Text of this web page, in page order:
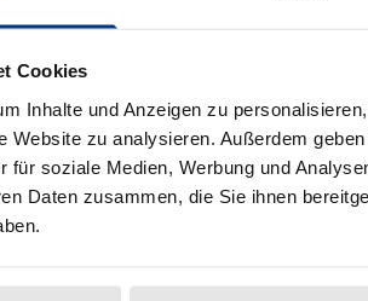
Cookies
Inhalte und Anzeigen zu
Website zu analysieren. Außerdem
für soziale Medien, Werbung und
Daten zusammen, die Sie ihnen
In den Warenkorb
Hinweise zu Versandkosten
Bibliografische